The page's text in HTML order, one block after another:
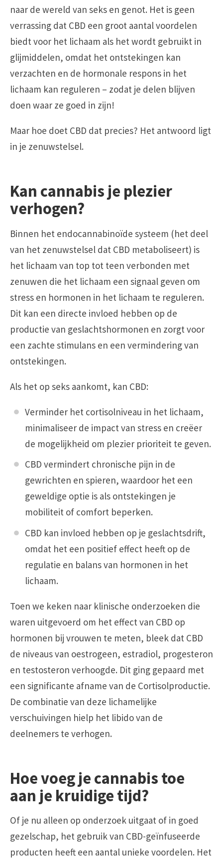
naar de wereld van seks en genot. Het is geen
verrassing dat CBD een groot aantal voordelen
biedt voor het lichaam als het wordt gebruikt in
glijmiddelen, omdat het ontstekingen kan
verzachten en de hormonale respons in het
lichaam kan reguleren – zodat je delen blijven
doen waar ze goed in zijn!
Maar hoe doet CBD dat precies? Het antwoord ligt
in je zenuwstelsel.
Kan cannabis je plezier
verhogen?
Binnen het endocannabinoïde systeem (het deel
van het zenuwstelsel dat CBD metaboliseert) is
het lichaam van top tot teen verbonden met
zenuwen die het lichaam een signaal geven om
stress en hormonen in het lichaam te reguleren.
Dit kan een directe invloed hebben op de
productie van geslachtshormonen en zorgt voor
een zachte stimulans en een vermindering van
ontstekingen.
Als het op seks aankomt, kan CBD:
Verminder het cortisolniveau in het lichaam,
minimaliseer de impact van stress en creëer
de mogelijkheid om plezier prioriteit te geven.
CBD vermindert chronische pijn in de
gewrichten en spieren, waardoor het een
geweldige optie is als ontstekingen je
mobiliteit of comfort beperken.
CBD kan invloed hebben op je geslachtsdrift,
omdat het een positief effect heeft op de
regulatie en balans van hormonen in het
lichaam.
Toen we keken naar klinische onderzoeken die
waren uitgevoerd om het effect van CBD op
hormonen bij vrouwen te meten, bleek dat CBD
de niveaus van oestrogeen, estradiol, progesteron
en testosteron verhoogde. Dit ging gepaard met
een significante afname van de Cortisolproductie.
De combinatie van deze lichamelijke
verschuivingen hielp het libido van de
deelnemers te verhogen.
Hoe voeg je cannabis toe
aan je kruidige tijd?
Of je nu alleen op onderzoek uitgaat of in goed
gezelschap, het gebruik van CBD-geïnfuseerde
producten heeft een aantal unieke voordelen. Het